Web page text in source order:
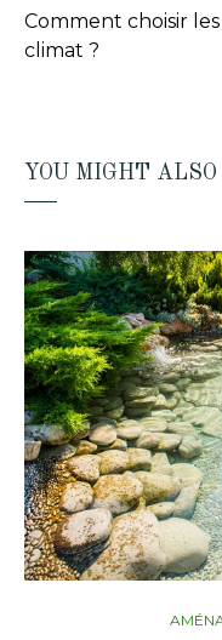
Comment choisir
climat ?
YOU MIGHT